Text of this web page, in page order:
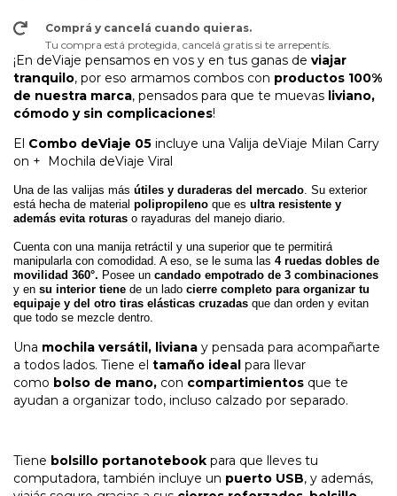
Comprá y cancelá cuando quieras.
Tu compra está protegida, cancelá gratis si te arrepentís.
¡En deViaje pensamos en vos y en tus ganas de viajar
tranquilo, por eso armamos combos con productos 100%
de nuestra marca, pensados para que te muevas liviano,
cómodo y sin complicaciones!
El Combo deViaje 05 incluye una Valija deViaje Milan Carry
on + Mochila deViaje Viral
Una de las valijas más útiles y duraderas del mercado . Su exterior
está hecha de material polipropileno que es ultra resistente y
además evita roturas o rayaduras del manejo diario.
Cuenta con una manija retráctil y una superior que te permitirá
manipularla con comodidad. A eso, se le suma las 4 ruedas dobles de
movilidad 360°. Posee un candado empotrado de 3 combinaciones
y en su interior tiene de un lado cierre completo para organizar tu
equipaje y del otro tiras elásticas cruzadas que dan orden y evitan
que todo se mezcle dentro.
Una mochila versátil, liviana y pensada para acompañarte
a todos lados. Tiene el tamaño ideal para llevar
como bolso de mano, con compartimientos que te
ayudan a organizar todo, incluso calzado por separado.
Tiene bolsillo portanotebook para que lleves tu
computadora, también incluye un puerto USB, y además,